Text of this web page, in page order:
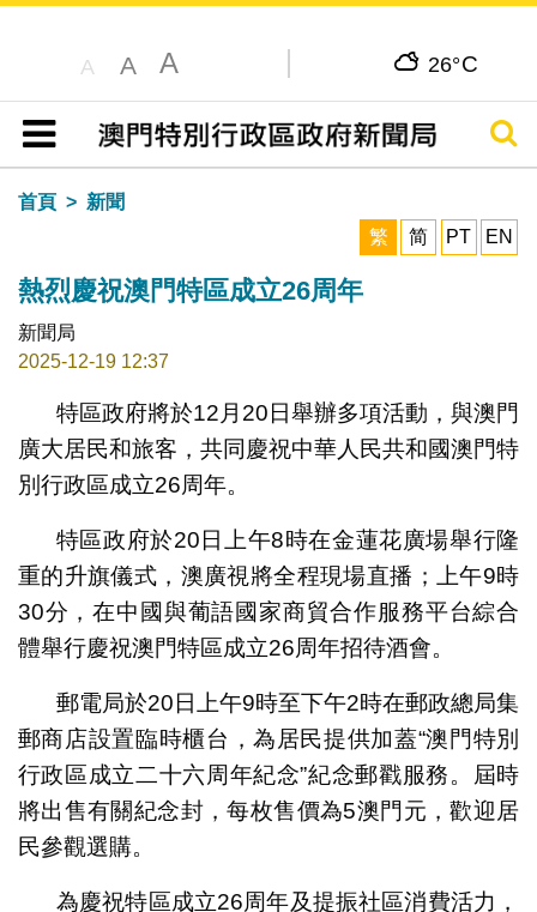
A A A 26°C
目錄
搜尋
首頁
新聞
繁
简 PT EN
熱烈慶祝澳門特區成立26周年
新聞局
2025-12-19 12:37
特區政府將於12月20日舉辦多項活動，與澳門
廣大居民和旅客，共同慶祝中華人民共和國澳門特
別行政區成立26周年。
特區政府於20日上午8時在金蓮花廣場舉行隆
重的升旗儀式，澳廣視將全程現場直播；上午9時
30分，在中國與葡語國家商貿合作服務平台綜合
體舉行慶祝澳門特區成立26周年招待酒會。
郵電局於20日上午9時至下午2時在郵政總局集
郵商店設置臨時櫃台，為居民提供加蓋“澳門特別
行政區成立二十六周年紀念”紀念郵戳服務。屆時
將出售有關紀念封，每枚售價為5澳門元，歡迎居
民參觀選購。
為慶祝特區成立26周年及提振社區消費活力，